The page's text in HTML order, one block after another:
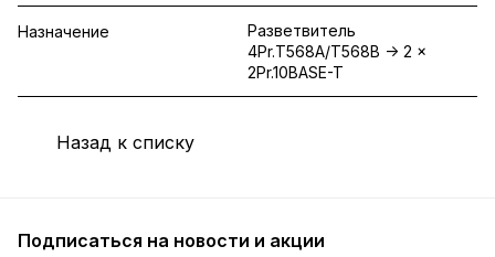
Назначение
Разветвитель
4Pr.T568A/T568B -> 2 x
2Pr.10BASE-T
Назад к списку
Подписаться на новости и акции